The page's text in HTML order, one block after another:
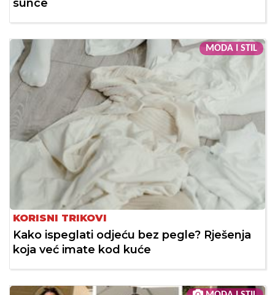
sunce
MODA I STIL
KORISNI TRIKOVI
Kako ispeglati odjeću bez pegle? Rješenja
koja već imate kod kuće